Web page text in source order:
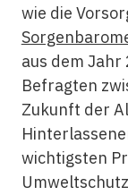
wie die
aus dem
Befragten
Zukunft der
wichtigsten